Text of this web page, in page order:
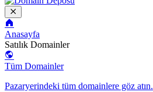
Anasayfa
Satılık Domainler
Tüm Domainler
Pazaryerindeki tüm domainlere göz atın.